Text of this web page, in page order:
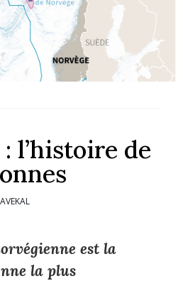
l’histoire de
est la
la plus